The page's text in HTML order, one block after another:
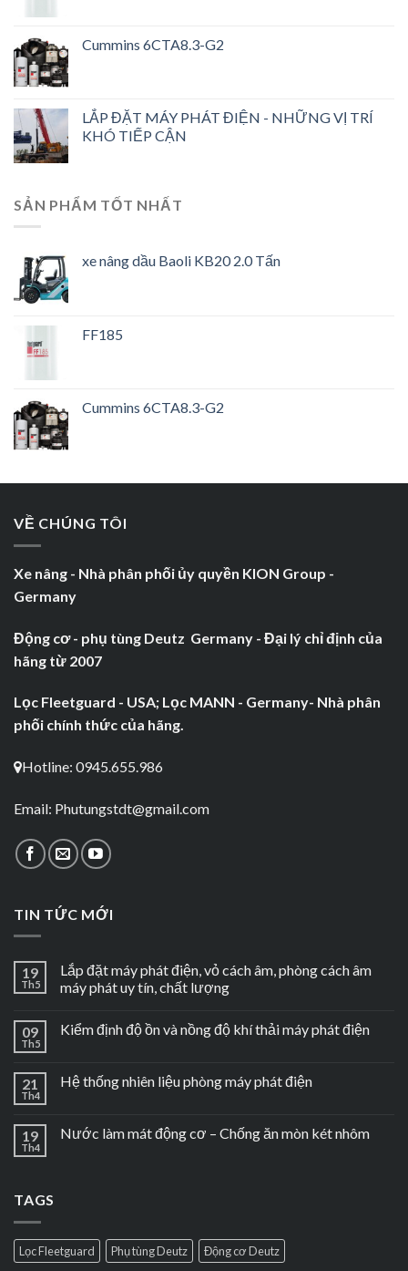
Cummins 6CTA8.3-G2
LẮP ĐẶT MÁY PHÁT ĐIỆN - NHỮNG VỊ TRÍ
KHÓ TIẾP CẬN
SẢN PHẨM TỐT NHẤT
xe nâng dầu Baoli KB20 2.0 Tấn
FF185
Cummins 6CTA8.3-G2
VỀ CHÚNG TÔI
Xe nâng - Nhà phân phối ủy quyền KION Group -
Germany
Động cơ - phụ tùng Deutz Germany - Đại lý chỉ định của
hãng từ 2007
Lọc Fleetguard - USA; Lọc MANN - Germany- Nhà phân
phối chính thức của hãng.
Hotline: 0945.655.986
Email: Phutungstdt@gmail.com
TIN TỨC MỚI
19
Th5
Lắp đặt máy phát điện, vỏ cách âm, phòng cách âm
máy phát uy tín, chất lượng
09
Th5
Kiểm định độ ồn và nồng độ khí thải máy phát điện
21
Th4
Hệ thống nhiên liệu phòng máy phát điện
19
Th4
Nước làm mát động cơ – Chống ăn mòn két nhôm
TAGS
Lọc Fleetguard Phụ tùng Deutz Động cơ Deutz